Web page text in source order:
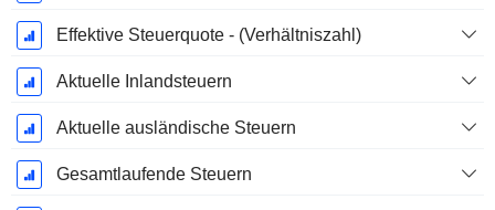
Effektive Steuerquote - (Verhältniszahl)
Aktuelle Inlandsteuern
Aktuelle ausländische Steuern
Gesamtlaufende Steuern